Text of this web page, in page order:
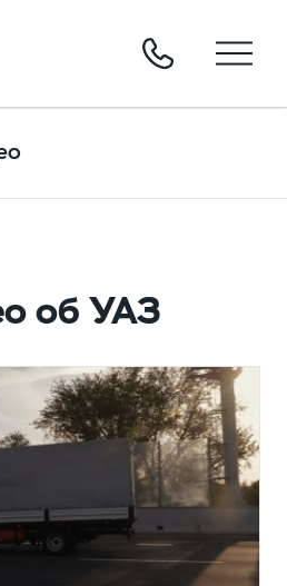
об УАЗ